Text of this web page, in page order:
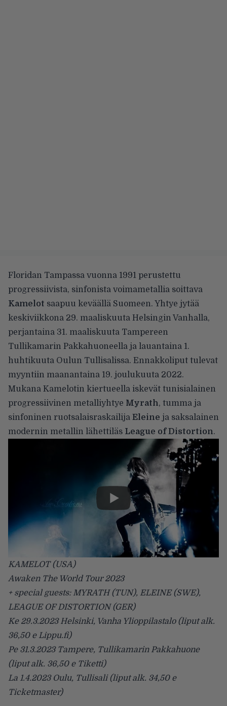
Floridan Tampassa vuonna 1991 perustettu
progressiivista, sinfonista voimametallia soittava
Kamelot saapuu keväällä Suomeen. Yhtye jytää
keskiviikkona 29. maaliskuuta Helsingin Vanhalla,
perjantaina 31. maaliskuuta Tampereen
Tullikamarin Pakkahuoneella ja lauantaina 1.
huhtikuuta Oulun Tullisalissa. Ennakkoliput tulevat
myyntiin maanantaina 19. joulukuuta 2022.
Mukana Kamelotin kiertueella iskevät tunisialainen
progressiivinen metalliyhtye Myrath, tumma ja
sinfoninen ruotsalaisraskailija Eleine ja saksalainen
modernin metallin lähettiläs League of Distortion.
KAMELOT (USA)
Awaken The World Tour 2023
+ special guests: MYRATH (TUN), ELEINE (SWE),
LEAGUE OF DISTORTION (GER)
Ke 29.3.2023 Helsinki, Vanha Ylioppilastalo (liput alk.
36,50 e Lippu.fi)
Pe 31.3.2023 Tampere, Tullikamarin Pakkahuone
(liput alk. 36,50 e Tiketti)
La 1.4.2023 Oulu, Tullisali (liput alk. 34,50 e
Ticketmaster)